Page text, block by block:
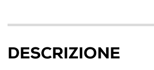
DESCRIZIONE